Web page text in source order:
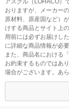
アスクル（LOHACO）
おりますが、メーカー
原材料、原産国など）
けする商品とサイト上
用前には必ずお届けし
に詳細な商品情報が必
また、商品名における
お約束するものではあ
場合がございます。あ